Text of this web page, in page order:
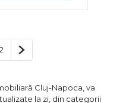
2 Pagina următoare
Cluj-Napoca, va
la zi, din categorii